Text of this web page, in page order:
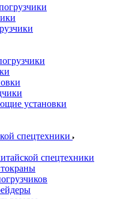
установки
спецтехники
спецтехники